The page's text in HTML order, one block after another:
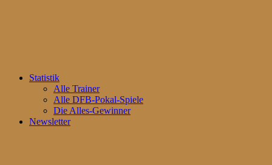
Statistik
Alle Trainer
Alle DFB-Pokal-Spiele
Die Alles-Gewinner
Newsletter